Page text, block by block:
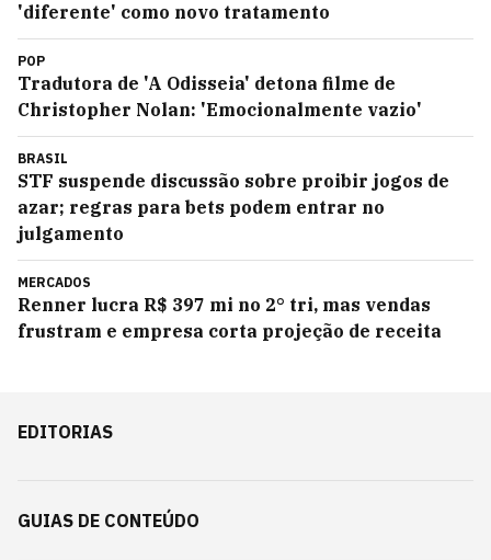
'diferente' como novo tratamento
POP
Tradutora de 'A Odisseia' detona filme de
Christopher Nolan: 'Emocionalmente vazio'
BRASIL
STF suspende discussão sobre proibir jogos de
azar; regras para bets podem entrar no
julgamento
MERCADOS
Renner lucra R$ 397 mi no 2° tri, mas vendas
frustram e empresa corta projeção de receita
EDITORIAS
GUIAS DE CONTEÚDO